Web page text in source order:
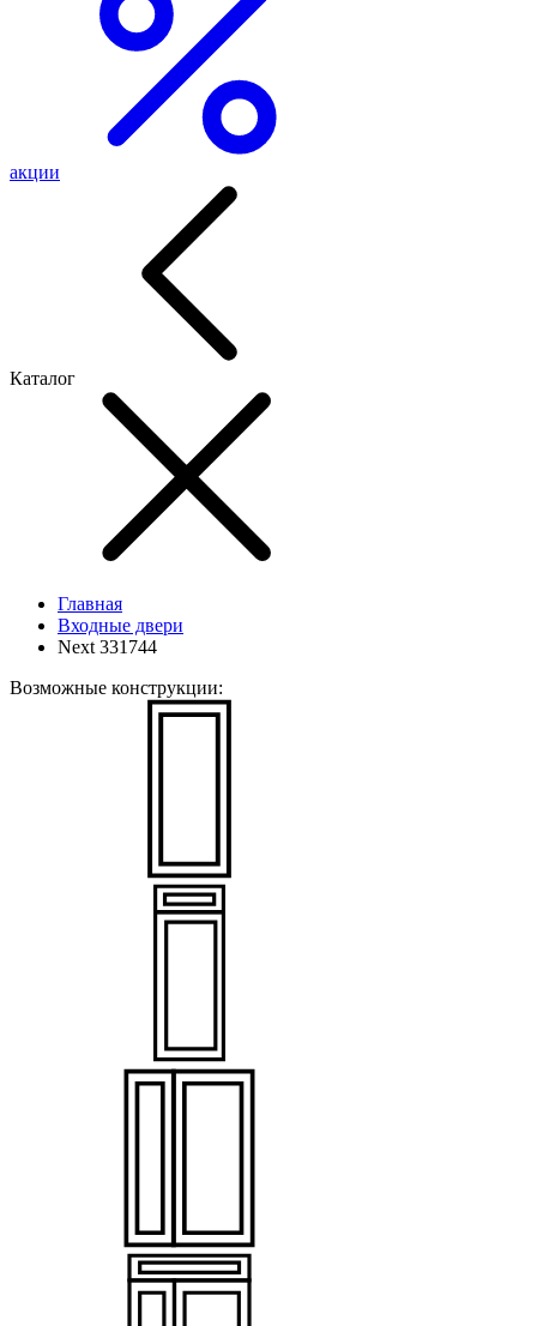
акции
Каталог
Главная
Входные двери
Next 331744
Возможные конструкции: